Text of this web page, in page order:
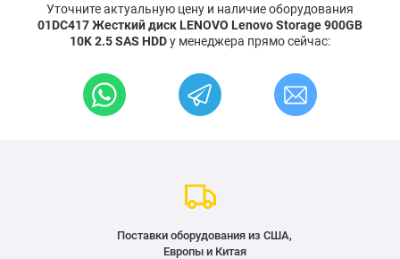
Уточните актуальную цену и наличие оборудования
01DC417 Жесткий диск LENOVO Lenovo Storage 900GB
10K 2.5 SAS HDDу менеджера прямо сейчас:
Поставки оборудования из США,
Европы и Китая